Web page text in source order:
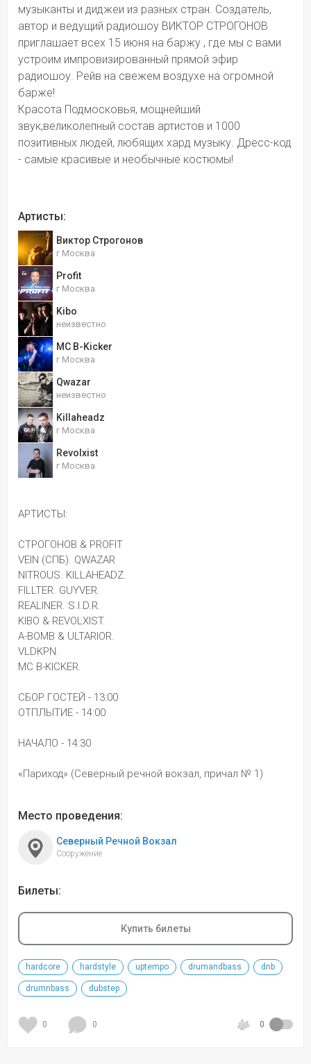
музыканты и диджеи из разных стран. Создатель,
автор и ведущий радиошоу ВИКТОР СТРОГОНОВ
приглашает всех 15 июня на баржу , где мы с вами
устроим импровизированный прямой эфир
радиошоу. Рейв на свежем воздухе на огромной
барже!
Красота Подмосковья, мощнейший
звук,великолепный состав артистов и 1000
позитивных людей, любящих хард музыку. Дресс-код
- самые красивые и необычные костюмы!
Артисты:
Виктор Строгонов
г Москва
Profit
г Москва
Kibo
неизвестно
MC B-Kicker
г Москва
Qwazar
неизвестно
Killaheadz
г Москва
Revolxist
г Москва
АРТИСТЫ:
СТРОГОНОВ & PROFIT
VEIN (СПБ). QWAZAR
NITROUS. KILLAHEADZ.
FILLTER. GUYVER.
REALINER. S.I.D.R.
KIBO & REVOLXIST.
A-BOMB & ULTARIOR.
VLDKPN.
MC B-KICKER.
СБОР ГОСТЕЙ - 13:00
ОТПЛЫТИЕ - 14:00
НАЧАЛО - 14:30
«Париход» (Северный речной вокзал, причал № 1)
Место проведения:
Северный Речной Вокзал
Сооружение
Билеты:
Купить билеты
hardcore hardstyle uptempo drumandbass dnb
drumnbass dubstep
0 0 0